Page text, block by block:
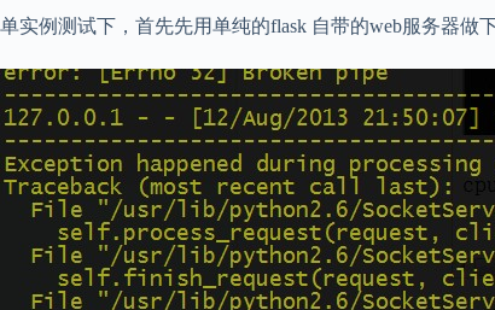
单实例测试下，首先先用单纯的flask 自带的web服务器做